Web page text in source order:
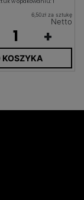
6,50zł za sztukę
Netto
+
KOSZYKA